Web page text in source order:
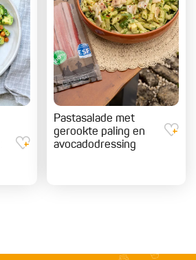
Pastasalade met
gerookte paling en
avocadodressing